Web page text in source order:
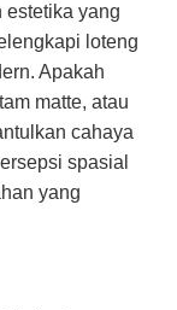
estetika yang
loteng
Apakah
matte, atau
cahaya
spasial
yang